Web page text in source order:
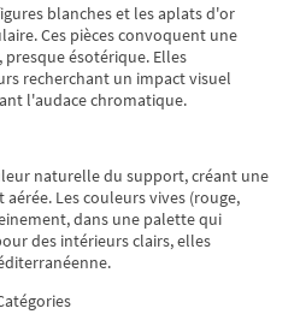
blanches et les aplats d'or
Ces pièces convoquent une
ésotérique. Elles
recherchant un impact visuel
l'audace chromatique.
naturelle du support, créant une
Les couleurs vives (rouge,
dans une palette qui
des intérieurs clairs, elles